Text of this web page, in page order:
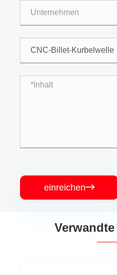
einreichen